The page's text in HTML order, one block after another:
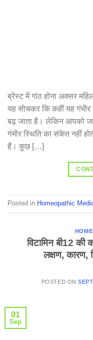
ब्रेस्ट में गांठ होना अक्सर
यह सोचकर कि कहीं यह गंभीर
बढ़ जाता है। लेकिन आपको
गंभीर स्थिति का संकेत नहीं
हैं। कुछ […]
Posted in Homeopathic
विटामिन बी12 की
लक्षण, कारण,
POSTED ON
01
Sep